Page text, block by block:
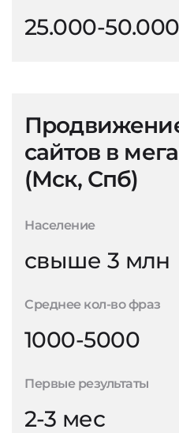
25.000-
сайтов в
(Мск, Спб)
Население
свыше 3 млн
Среднее кол-во фраз
1000-5000
Первые результаты
2-3 мес